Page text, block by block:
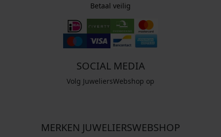
Betaal veilig
SOCIAL MEDIA
Volg JuweliersWebshop op
MERKEN JUWELIERSWEBSHOP